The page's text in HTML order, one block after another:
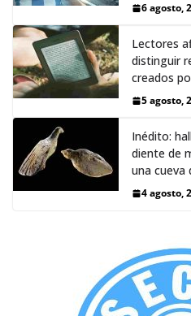
6 agosto,
Lectores
distinguir
creados
5 agosto,
Inédito:
diente de
una cueva
4 agosto,